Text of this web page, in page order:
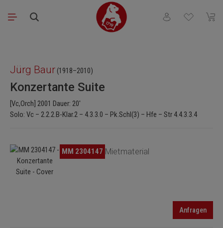
Zum Hauptinhalt springen
Du hast 0
Jürg Baur (1918–2010)
Konzertante Suite
[Vc,Orch] 2001 Dauer: 20'
Solo: Vc – 2.2.2.B-Klar.2 – 4.3.3.0 – Pk.Schl(3) – Hfe – Str 4.4.3.3.4
Bildergalerie überspringenMM 2304147 Mietmaterial
Anfragen